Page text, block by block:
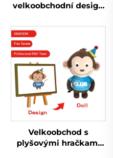
velkoobchodní design
vyrábí hračky Plyšák
na zakázku
Velkoobchod s
plyšovými hračkami